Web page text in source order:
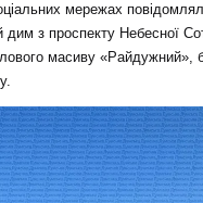
мережах
дим з проспекту Небесної
масиву «Райдужний»,